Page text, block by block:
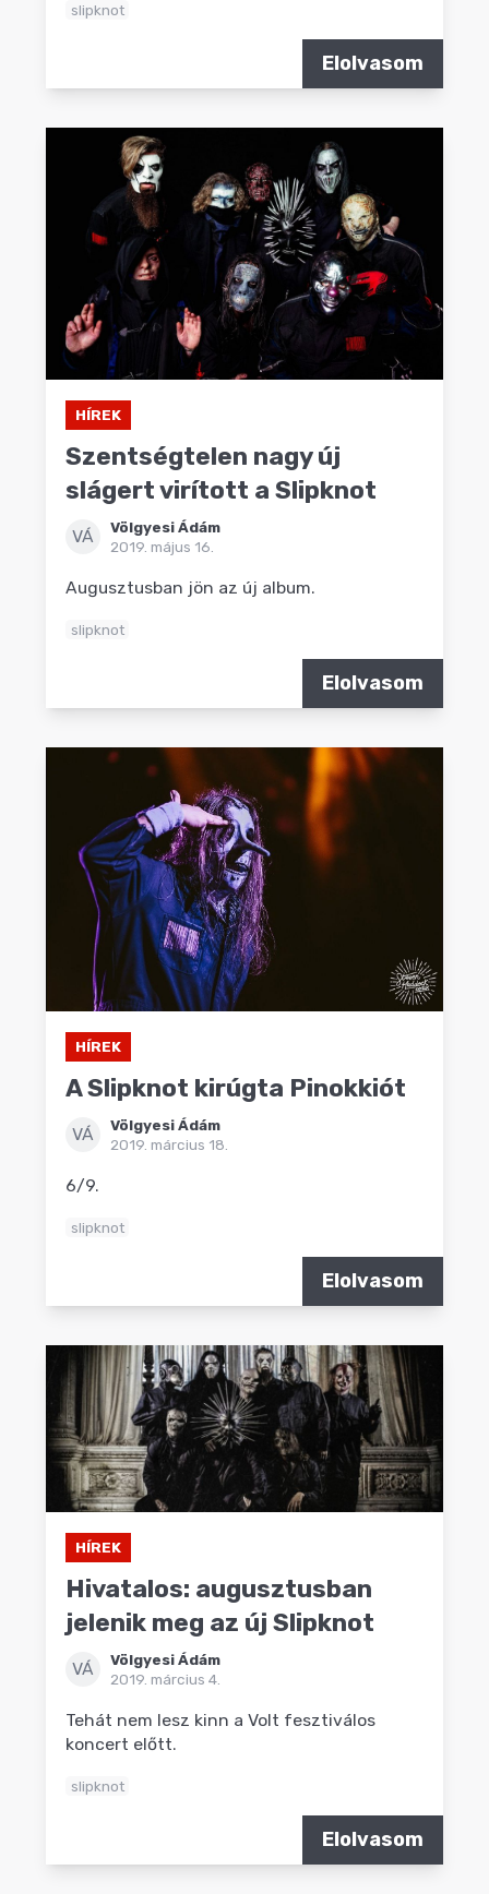
slipknot
Elolvasom
HÍREK
Szentségtelen nagy új
slágert virított a Slipknot
VÁ
Völgyesi Ádám
2019. május 16.
Augusztusban jön az új album.
slipknot
Elolvasom
HÍREK
A Slipknot kirúgta Pinokkiót
VÁ
Völgyesi Ádám
2019. március 18.
6/9.
slipknot
Elolvasom
HÍREK
Hivatalos: augusztusban
jelenik meg az új Slipknot
VÁ
Völgyesi Ádám
2019. március 4.
Tehát nem lesz kinn a Volt fesztiválos
koncert előtt.
slipknot
Elolvasom